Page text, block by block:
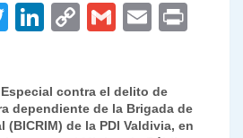
T
er
Li
e
C
y
G
l
E
l
contra el delito de
dependiente de la Brigada de
de la PDI Valdivia, en